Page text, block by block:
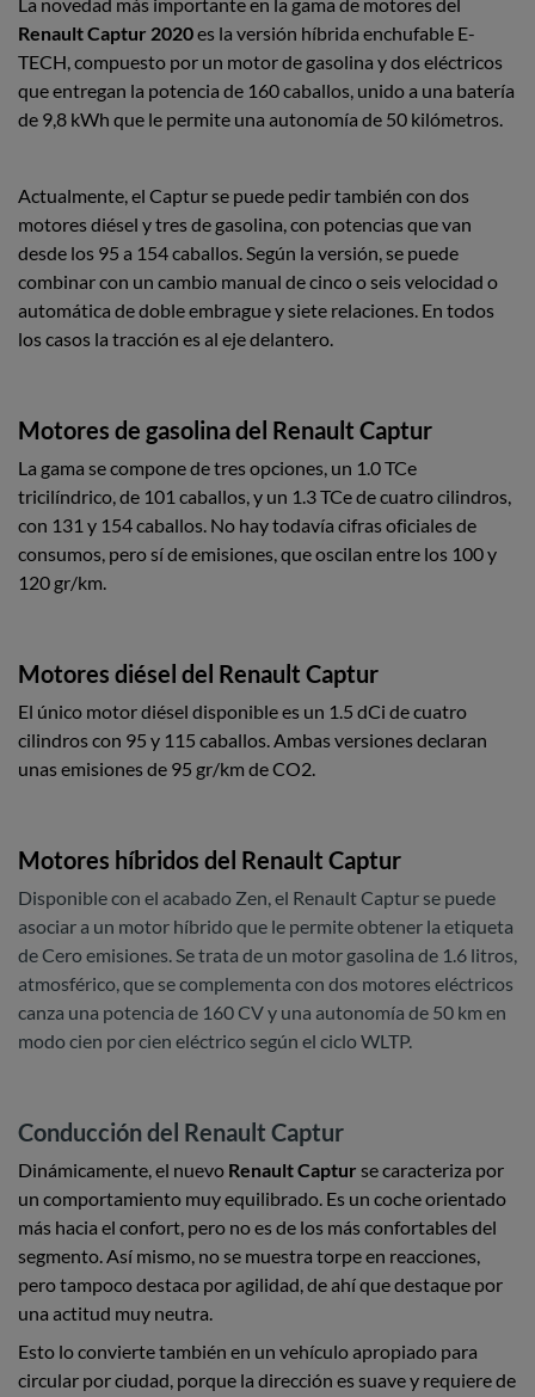
La novedad más importante en la gama de motores del
Renault Captur 2020es la versión híbrida enchufable E-
TECH, compuesto por un motor de gasolina y dos eléctricos
que entregan la potencia de 160 caballos, unido a una batería
de 9,8 kWh que le permite una autonomía de 50 kilómetros.
Actualmente, el Captur se puede pedir también con dos
motores diésel y tres de gasolina, con potencias que van
desde los 95 a 154 caballos. Según la versión, se puede
combinar con un cambio manual de cinco o seis velocidad o
automática de doble embrague y siete relaciones. En todos
los casos la tracción es al eje delantero.
Motores de gasolina del Renault Captur
La gama se compone de tres opciones, un 1.0 TCe
tricilíndrico, de 101 caballos, y un 1.3 TCe de cuatro cilindros,
con 131 y 154 caballos. No hay todavía cifras oficiales de
consumos, pero sí de emisiones, que oscilan entre los 100 y
120 gr/km.
Motores diésel del Renault Captur
El único motor diésel disponible es un 1.5 dCi de cuatro
cilindros con 95 y 115 caballos. Ambas versiones declaran
unas emisiones de 95 gr/km de CO2.
Motores híbridos del Renault Captur
Disponible con el acabado Zen, el Renault Captur se puede
asociar a un motor híbrido que le permite obtener la etiqueta
de Cero emisiones. Se trata de un motor gasolina de 1.6 litros,
atmosférico, que se complementa con dos motores eléctricos
canza una potencia de 160 CV y una autonomía de 50 km en
modo cien por cien eléctrico según el ciclo WLTP.
Conducción del Renault Captur
Dinámicamente, el nuevo Renault Captur se caracteriza por
un comportamiento muy equilibrado. Es un coche orientado
más hacia el confort, pero no es de los más confortables del
segmento. Así mismo, no se muestra torpe en reacciones,
pero tampoco destaca por agilidad, de ahí que destaque por
una actitud muy neutra.
Esto lo convierte también en un vehículo apropiado para
circular por ciudad, porque la dirección es suave y requiere de